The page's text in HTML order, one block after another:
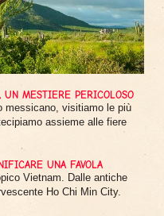
MESTIERE PERICOLOSO
messicano, visitiamo le più
assieme alle fiere
UNA FAVOLA
Vietnam. Dalle antiche
Ho Chi Min City.